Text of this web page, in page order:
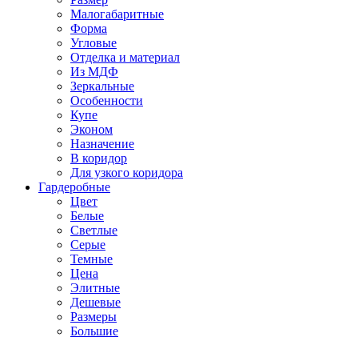
Малогабаритные
Форма
Угловые
Отделка и материал
Из МДФ
Зеркальные
Особенности
Купе
Эконом
Назначение
В коридор
Для узкого коридора
Гардеробные
Цвет
Белые
Светлые
Серые
Темные
Цена
Элитные
Дешевые
Размеры
Большие